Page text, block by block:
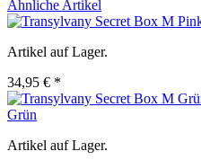
Ähnliche Artikel
Artikel auf Lager.
34,95 € *
Grün
Artikel auf Lager.